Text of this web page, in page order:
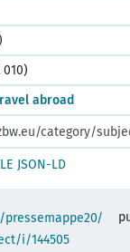
010)
abroad
category/
JSON-LD
i/144505